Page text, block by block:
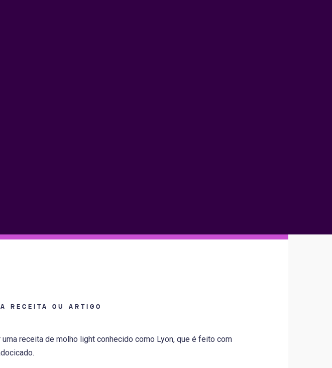
RECEITA OU ARTIGO
receita de molho light conhecido como Lyon, que é feito com